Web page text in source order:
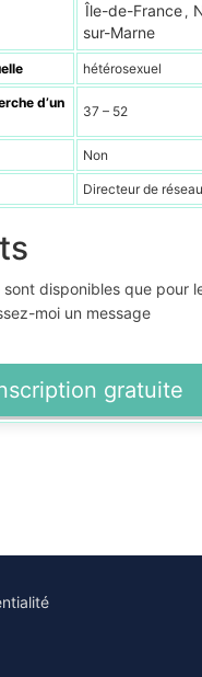
Île-de-France ,
sur-Marne
hétérosexuel
d’un
37 – 52
Non
Directeur de
disponibles que pour
moi un message
gratuite